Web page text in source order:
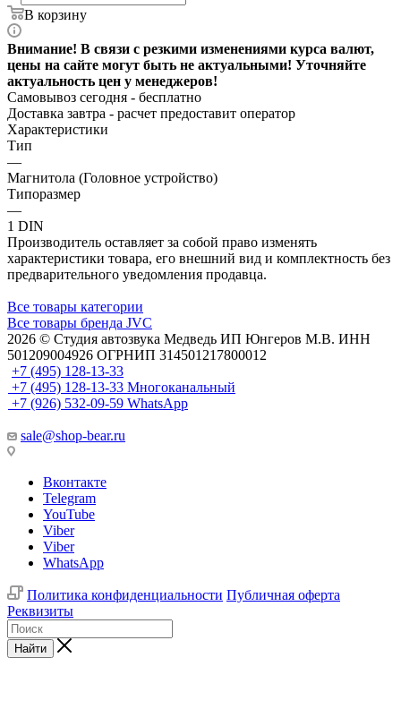
В корзину
Внимание! В связи с резкими изменениями курса валют,
цены на сайте могут быть не актуальными! Уточняйте
актуальность цен у менеджеров!
Самовывоз сегодня - бесплатно
Доставка завтра - расчет предоставит оператор
Характеристики
Тип
—
Магнитола (Головное устройство)
Типоразмер
—
1 DIN
Производитель оставляет за собой право изменять
характеристики товара, его внешний вид и комплектность без
предварительного уведомления продавца.
Все товары категории
Все товары бренда JVC
2026 © Cтудия автозвука Медведь ИП Юнгеров М.В. ИНН
501209004926 ОГРНИП 314501217800012
+7 (495) 128-13-33
+7 (495) 128-13-33 Многоканальный
+7 (926) 532-09-59 WhatsApp
sale@shop-bear.ru
Вконтакте
Telegram
YouTube
Viber
Viber
WhatsApp
Политика конфиденциальности Публичная оферта
Реквизиты
Найти